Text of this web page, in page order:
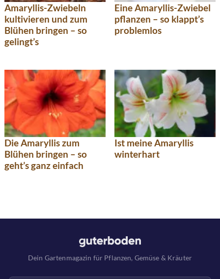
Amaryllis-Zwiebeln
kultivieren und zum
Blühen bringen – so
gelingt’s
Eine Amaryllis-Zwiebel
pflanzen – so klappt’s
problemlos
Die Amaryllis zum
Blühen bringen – so
geht’s ganz einfach
Ist meine Amaryllis
winterhart
Dein Gartenmagazin für Pflanzen, Gemüse & Kräuter